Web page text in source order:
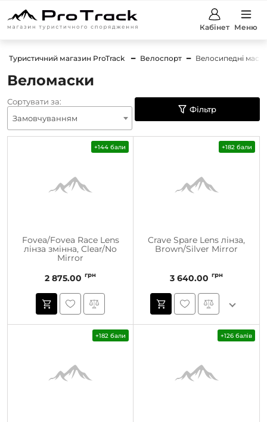
Кабінет Меню
Туристичний магазин ProTrack Велоспорт Велосипедні
Веломаски
Сортувати за:
Замовчуванням
Фільтр
+144 бали
Fovea/Fovea Race Lens
лінза змінна, Clear/No
Mirror
2 875.00 грн
+182 бали
Crave Spare Lens лінза,
Brown/Silver Mirror
3 640.00 грн
+182 бали +126 балів